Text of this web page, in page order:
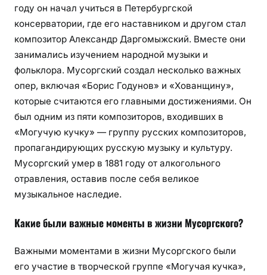
году он начал учиться в Петербургской
консерватории, где его наставником и другом стал
композитор Александр Даргомыжский. Вместе они
занимались изучением народной музыки и
фольклора. Мусоргский создал несколько важных
опер, включая «Борис Годунов» и «Хованщину»,
которые считаются его главными достижениями. Он
был одним из пяти композиторов, входивших в
«Могучую кучку» — группу русских композиторов,
пропагандирующих русскую музыку и культуру.
Мусоргский умер в 1881 году от алкогольного
отравления, оставив после себя великое
музыкальное наследие.
Какие были важные моменты в жизни Мусоргского?
Важными моментами в жизни Мусоргского были
его участие в творческой группе «Могучая кучка»,